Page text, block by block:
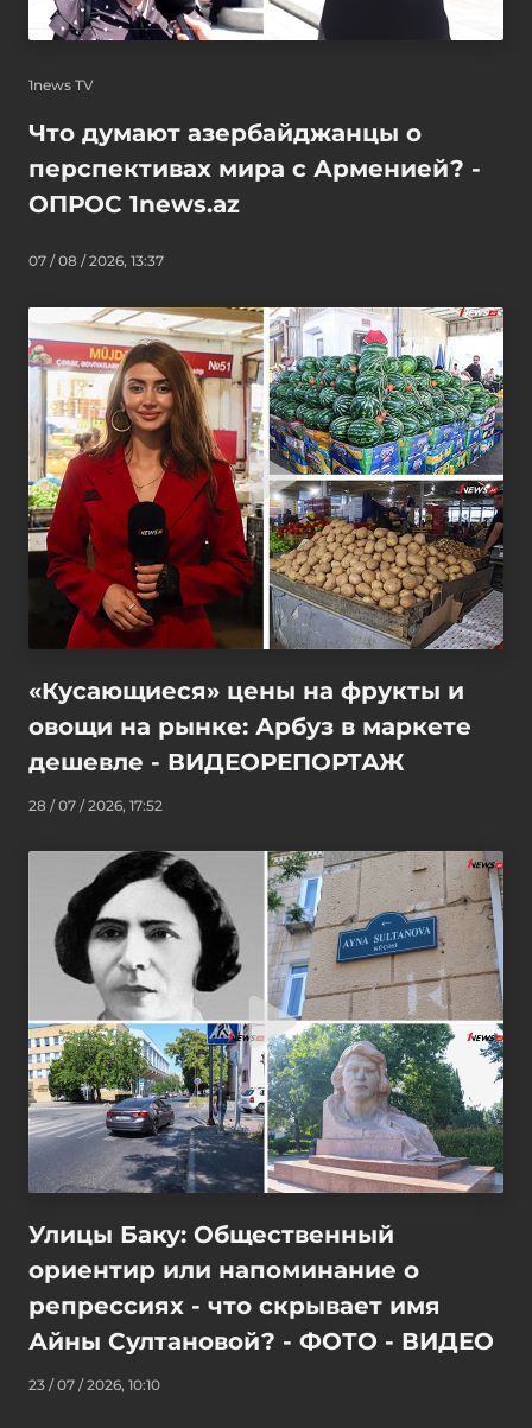
1news TV
Что думают азербайджанцы о
перспективах мира с Арменией? -
ОПРОС 1news.az
07 / 08 / 2026, 13:37
«Кусающиеся» цены на фрукты и
овощи на рынке: Арбуз в маркете
дешевле - ВИДЕОРЕПОРТАЖ
28 / 07 / 2026, 17:52
Улицы Баку: Общественный
ориентир или напоминание о
репрессиях - что скрывает имя
Айны Султановой? - ФОТО - ВИДЕО
23 / 07 / 2026, 10:10